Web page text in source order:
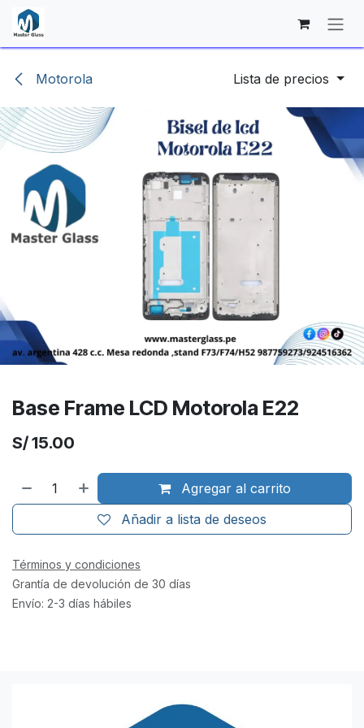
Ir al contenido
Motorola Lista de precios
Base Frame LCD Motorola E22
S/15.00
Agregar al carrito
Añadir a lista de deseos
Términos y condiciones
Grantía de devolución de 30 días
Envío: 2-3 días hábiles